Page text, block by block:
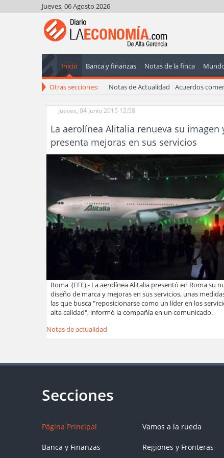
Jueves, 06 Agosto 2026
Inicio Banca y finanzas Notas de la finca
Otras secciones: Notas de Actualidad Acuerdos
Jueves, 04 Junio 2015 12:58
La aerolínea Alitalia renueva su imagen
presenta mejoras en sus servicios
Roma (EFE).- La aerolínea Alitalia presentó en Roma su
diseño de marca y mejoras en sus servicios, unas
las que busca "reposicionarse como un líder en los
alta calidad", informó la compañía en un comunicado.
Notas de actualidad
Página Principal
Banca y Finanzas
Vamos a la rueda
Regiones y Fronteras